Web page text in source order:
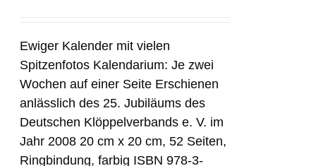
Ewiger Kalender mit vielen
Spitzenfotos Kalendarium: Je zwei
Wochen auf einer Seite Erschienen
anlässlich des 25. Jubiläums des
Deutschen Klöppelverbands e. V. im
Jahr 2008 20 cm x 20 cm, 52 Seiten,
Ringbindung, farbig ISBN 978-3-